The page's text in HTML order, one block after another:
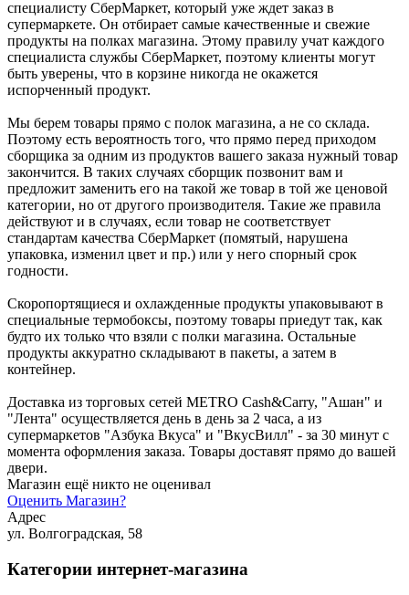
специалисту СберМаркет, который уже ждет заказ в
супермаркете. Он отбирает самые качественные и свежие
продукты на полках магазина. Этому правилу учат каждого
специалиста службы СберМаркет, поэтому клиенты могут
быть уверены, что в корзине никогда не окажется
испорченный продукт.
Мы берем товары прямо с полок магазина, а не со склада.
Поэтому есть вероятность того, что прямо перед приходом
сборщика за одним из продуктов вашего заказа нужный товар
закончится. В таких случаях сборщик позвонит вам и
предложит заменить его на такой же товар в той же ценовой
категории, но от другого производителя. Такие же правила
действуют и в случаях, если товар не соответствует
стандартам качества СберМаркет (помятый, нарушена
упаковка, изменил цвет и пр.) или у него спорный срок
годности.
Скоропортящиеся и охлажденные продукты упаковывают в
специальные термобоксы, поэтому товары приедут так, как
будто их только что взяли с полки магазина. Остальные
продукты аккуратно складывают в пакеты, а затем в
контейнер.
Доставка из торговых сетей METRO Cash&Carry, "Ашан" и
"Лента" осуществляется день в день за 2 часа, а из
супермаркетов "Азбука Вкуса" и "ВкусВилл" - за 30 минут с
момента оформления заказа. Товары доставят прямо до вашей
двери.
Магазин ещё никто не оценивал
Оценить Магазин?
Адрес
ул. Волгоградская, 58
Категории интернет-магазина